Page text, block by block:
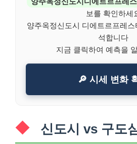
보를 확인하세
양주옥정신도시 디에트르프레
석합니다
지금 클릭하여 예측을
🔎 시세 변화
신도시 vs 구도